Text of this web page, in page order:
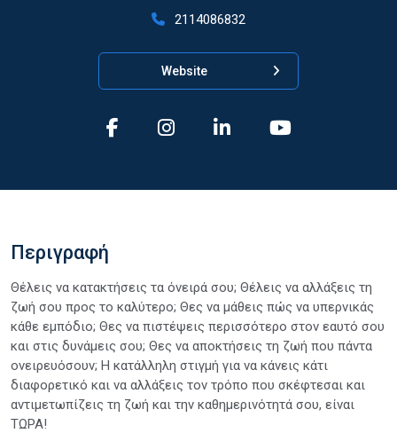
2114086832
Website
Περιγραφή
Θέλεις να κατακτήσεις τα όνειρά σου; Θέλεις να αλλάξεις τη
ζωή σου προς το καλύτερο; Θες να μάθεις πώς να υπερνικάς
κάθε εμπόδιο; Θες να πιστέψεις περισσότερο στον εαυτό σου
και στις δυνάμεις σου; Θες να αποκτήσεις τη ζωή που πάντα
ονειρευόσουν; Η κατάλληλη στιγμή για να κάνεις κάτι
διαφορετικό και να αλλάξεις τον τρόπο που σκέφτεσαι και
αντιμετωπίζεις τη ζωή και την καθημερινότητά σου, είναι
ΤΩΡΑ!